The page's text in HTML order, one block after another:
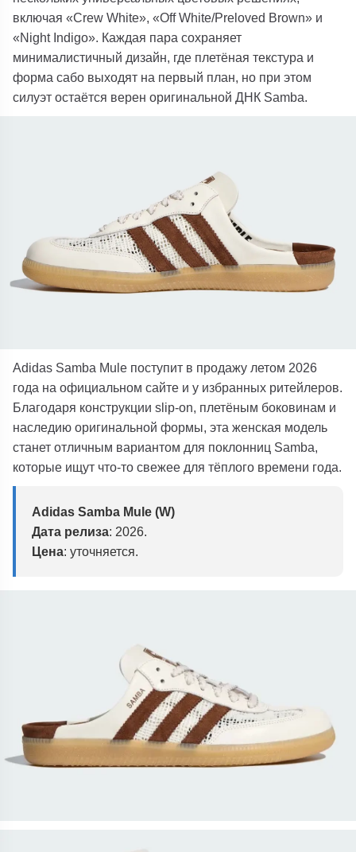
включая «Crew White», «Off White/Preloved Brown» и
«Night Indigo». Каждая пара сохраняет
минималистичный дизайн, где плетёная текстура и
форма сабо выходят на первый план, но при этом
силуэт остаётся верен оригинальной ДНК Samba.
Adidas Samba Mule поступит в продажу летом 2026
года на официальном сайте и у избранных ритейлеров.
Благодаря конструкции slip-on, плетёным боковинам и
наследию оригинальной формы, эта женская модель
станет отличным вариантом для поклонниц Samba,
которые ищут что-то свежее для тёплого времени года.
Adidas Samba Mule (W)
Дата релиза: 2026.
Цена: уточняется.